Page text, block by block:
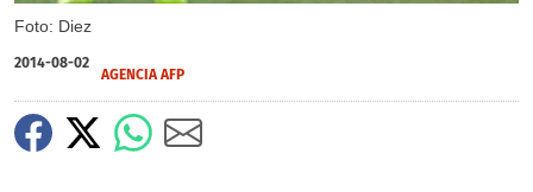
Foto: Diez
2014-08-02
AGENCIA AFP